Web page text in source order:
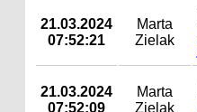
21.03.2024
07:52:21
Marta
Zielak
21.03.2024
07:52:09
Marta
Zielak